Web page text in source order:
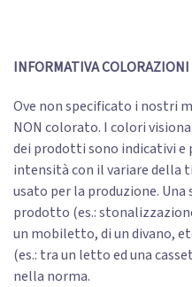
INFORMATIVA
Ove non specificato i nostri
NON colorato. I colori
dei prodotti sono indicativi e
intensità con il variare della
usato per la produzione.
prodotto (es.:
un mobiletto, di un divano,
(es.: tra un letto ed una
nella norma.